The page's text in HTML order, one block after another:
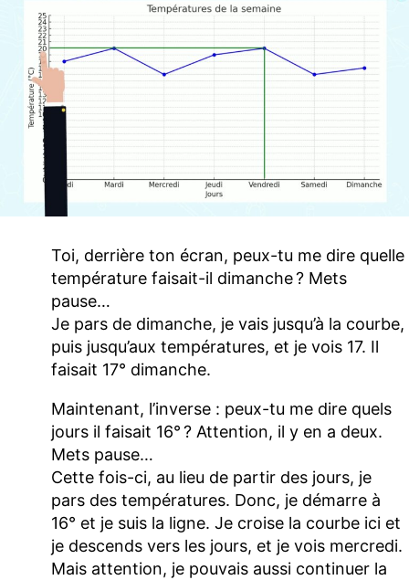
Toi, derrière ton écran, peux-tu me dire quelle
température faisait-il dimanche ? Mets
pause…
Je pars de dimanche, je vais jusqu’à la courbe,
puis jusqu’aux températures, et je vois 17. Il
faisait 17° dimanche.
Maintenant, l’inverse : peux-tu me dire quels
jours il faisait 16° ? Attention, il y en a deux.
Mets pause…
Cette fois-ci, au lieu de partir des jours, je
pars des températures. Donc, je démarre à
16° et je suis la ligne. Je croise la courbe ici et
je descends vers les jours, et je vois mercredi.
Mais attention, je pouvais aussi continuer la